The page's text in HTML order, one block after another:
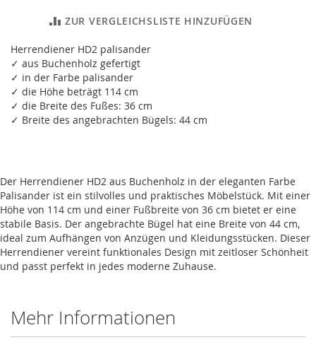
ZUR VERGLEICHSLISTE HINZUFÜGEN
Herrendiener HD2 palisander
✓ aus Buchenholz gefertigt
✓ in der Farbe palisander
✓ die Höhe beträgt 114 cm
✓ die Breite des Fußes: 36 cm
✓ Breite des angebrachten Bügels: 44 cm
Der Herrendiener HD2 aus Buchenholz in der eleganten Farbe
Palisander ist ein stilvolles und praktisches Möbelstück. Mit einer
Höhe von 114 cm und einer Fußbreite von 36 cm bietet er eine
stabile Basis. Der angebrachte Bügel hat eine Breite von 44 cm,
ideal zum Aufhängen von Anzügen und Kleidungsstücken. Dieser
Herrendiener vereint funktionales Design mit zeitloser Schönheit
und passt perfekt in jedes moderne Zuhause.
Mehr Informationen